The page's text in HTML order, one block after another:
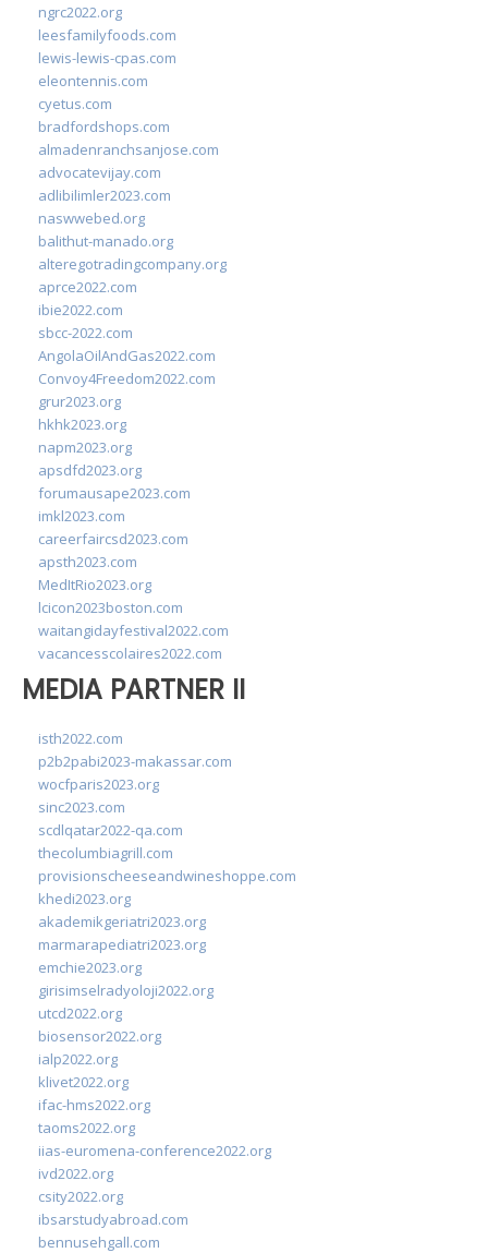
ngrc2022.org
leesfamilyfoods.com
lewis-lewis-cpas.com
eleontennis.com
cyetus.com
bradfordshops.com
almadenranchsanjose.com
advocatevijay.com
adlibilimler2023.com
naswwebed.org
balithut-manado.org
alteregotradingcompany.org
aprce2022.com
ibie2022.com
sbcc-2022.com
AngolaOilAndGas2022.com
Convoy4Freedom2022.com
grur2023.org
hkhk2023.org
napm2023.org
apsdfd2023.org
forumausape2023.com
imkl2023.com
careerfaircsd2023.com
apsth2023.com
MedItRio2023.org
lcicon2023boston.com
waitangidayfestival2022.com
vacancesscolaires2022.com
MEDIA PARTNER II
isth2022.com
p2b2pabi2023-makassar.com
wocfparis2023.org
sinc2023.com
scdlqatar2022-qa.com
thecolumbiagrill.com
provisionscheeseandwineshoppe.com
khedi2023.org
akademikgeriatri2023.org
marmarapediatri2023.org
emchie2023.org
girisimselradyoloji2022.org
utcd2022.org
biosensor2022.org
ialp2022.org
klivet2022.org
ifac-hms2022.org
taoms2022.org
iias-euromena-conference2022.org
ivd2022.org
csity2022.org
ibsarstudyabroad.com
bennusehgall.com